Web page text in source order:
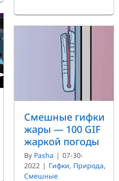
Смешные гифки
жары — 100 GIF
жаркой погоды
By Pasha | 07-30-
2022 | Гифки, Природа,
Смешные